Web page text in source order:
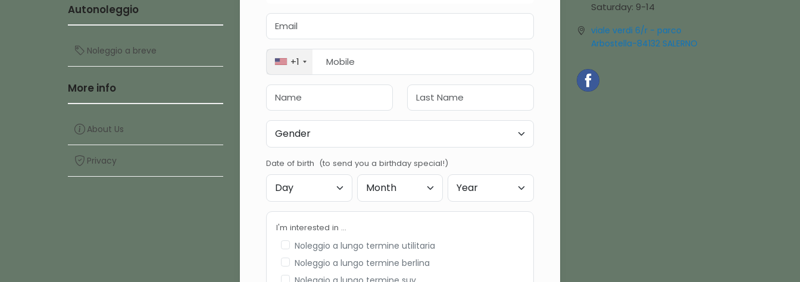
Autonoleggio
Noleggio a breve
More info
About Us
Privacy
+1
Date of birth (to send you a birthday special!)
I'm interested in ...
Noleggio a lungo termine utilitaria
Noleggio a lungo termine berlina
Saturday: 9-14
viale verdi 6/r - parco
Arbostella-84132 SALERNO